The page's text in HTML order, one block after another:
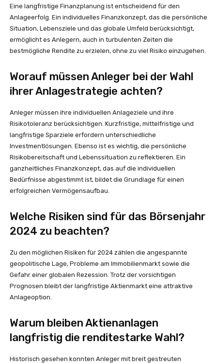
Eine langfristige Finanzplanung ist entscheidend für den
Anlageerfolg. Ein individuelles Finanzkonzept, das die persönliche
Situation, Lebensziele und das globale Umfeld berücksichtigt,
ermöglicht es Anlegern, auch in turbulenten Zeiten die
bestmögliche Rendite zu erzielen, ohne zu viel Risiko einzugehen.
Worauf müssen Anleger bei der Wahl
ihrer Anlagestrategie achten?
Anleger müssen ihre individuellen Anlageziele und ihre
Risikotoleranz berücksichtigen. Kurzfristige, mittelfristige und
langfristige Sparziele erfordern unterschiedliche
Investmentlösungen. Ebenso ist es wichtig, die persönliche
Risikobereitschaft und Lebenssituation zu reflektieren. Ein
ganzheitliches Finanzkonzept, das auf die individuellen
Bedürfnisse abgestimmt ist, bildet die Grundlage für einen
erfolgreichen Vermögensaufbau.
Welche Risiken sind für das Börsenjahr
2024 zu beachten?
Zu den möglichen Risiken für 2024 zählen die angespannte
geopolitische Lage, Probleme am Immobilienmarkt sowie die
Gefahr einer globalen Rezession. Trotz der vorsichtigen
Prognosen bleibt der langfristige Aktienmarkt eine attraktive
Anlageoption.
Warum bleiben Aktienanlagen
langfristig die renditestarke Wahl?
Historisch gesehen konnten Anleger mit breit gestreuten